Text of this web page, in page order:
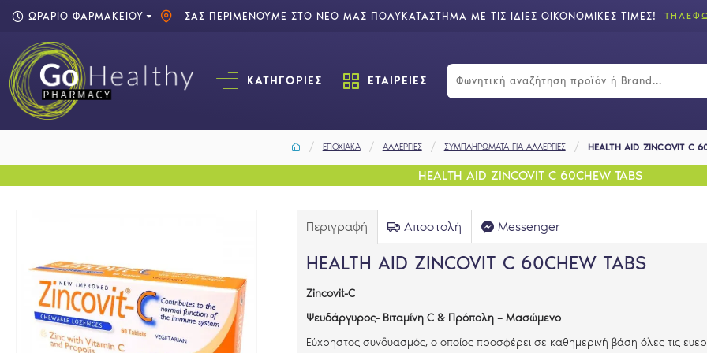
ΩΡΑΡΙΟ ΦΑΡΜΑΚΕΙΟΥ ΣΑΣ ΠΕΡΙΜΕΝΟΥΜΕ ΣΤΟ ΝΕΟ ΜΑΣ ΠΟΛΥΚΑΤΑΣΤΗΜΑ ΜΕ ΤΙΣ ΙΔΙΕΣ ΟΙΚΟΝΟΜΙΚΕΣ ΤΙΜΕΣ!
ΚΑΤΗΓΟΡΊΕΣ ΕΤΑΙΡΕΙΕΣ
ΕΠΟΧΙΑΚΑ ΑΛΛΕΡΓΙΕΣ ΣΥΜΠΛΗΡΩΜΑΤΑ ΓΙΑ ΑΛΛΕΡΓΙΕΣ HEALTH AID ZINCOVIT C
HEALTH AID ZINCOVIT C 60CHEW TABS
Περιγραφή Αποστολή Messenger
HEALTH AID ZINCOVIT C 60CHEW TABS
Zincovit-C
Ψευδάργυρος- Βιταμίνη C & Πρόπολη – Μασώμενο
Εύχρηστος συνδυασμός, ο οποίος προσφέρει σε καθημερινή βάση όλες τις